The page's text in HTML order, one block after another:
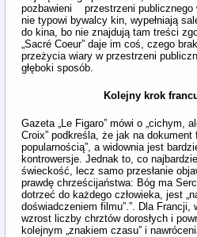
pozbawieni przestrzeni publicznego
nie typowi bywalcy kin, wypełniają
do kina, bo nie znajdują tam treści
„Sacré Coeur” daje im coś, czego
przeżycia wiary w przestrzeni
głęboki sposób.
Kolejny krok
Gazeta „Le Figaro” mówi o „cichym,
Croix” podkreśla, że jak na
popularnością”, a widownia jest
kontrowersje. Jednak to, co
świeckość, lecz samo przesłanie
prawdę chrześcijaństwa: Bóg ma
dotrzeć do każdego człowieka, jest
doświadczeniem filmu”.”. Dla
wzrost liczby chrztów dorosłych i
kolejnym „znakiem czasu” i